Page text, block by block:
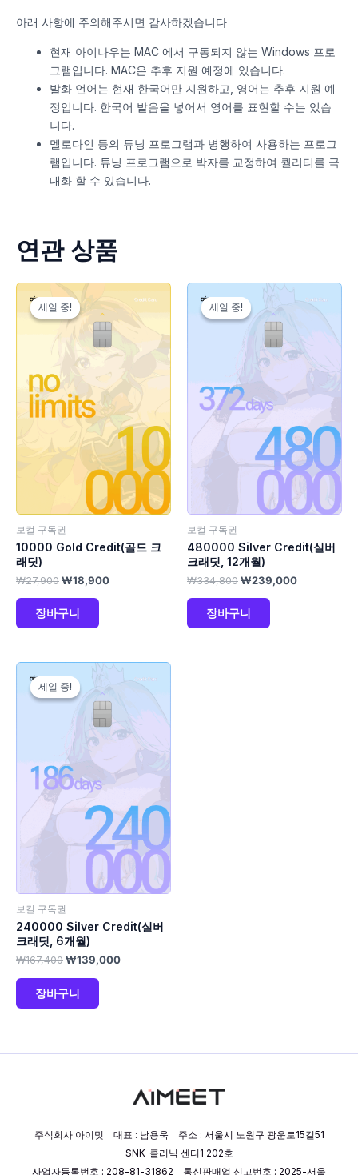
아래 사항에 주의해주시면 감사하겠습니다
현재 아이나우는 MAC 에서 구동되지 않는 Windows 프로
그램입니다. MAC은 추후 지원 예정에 있습니다.
발화 언어는 현재 한국어만 지원하고, 영어는 추후 지원 예
정입니다. 한국어 발음을 넣어서 영어를 표현할 수는 있습
니다.
멜로다인 등의 튜닝 프로그램과 병행하여 사용하는 프로그
램입니다. 튜닝 프로그램으로 박자를 교정하여 퀄리티를 극
대화 할 수 있습니다.
연관 상품
세일 중!
세일 중!
보컬 구독권
10000 Gold Credit(골드 크
래딧)
₩27,900
원
래
가
격:
₩27,900.
₩18,900
현
격:
장바구니
세일 중!
세일 중!
보컬 구독권
480000 Silver Credit(실버
크래딧, 12개월)
₩334,800
원
래
가
격:
₩334,800.
₩239,000
현
재
₩239,000.
장바구니
세일 중!
세일 중!
보컬 구독권
240000 Silver Credit(실버
크래딧, 6개월)
₩167,400
래
가
격:
₩167,400.
₩139,000
재
₩139,000.
장바구니
주식회사 아이밋 대표 : 남용욱 주소 : 서울시 노원구 광운로15길51
SNK-클리닉 센터1 202호
사업자등록번호 : 208-81-31862 통신판매업 신고번호 : 2025-서울